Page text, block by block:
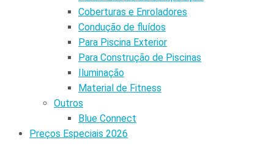
Coberturas e Enroladores
Condução de fluídos
Para Piscina Exterior
Para Construção de Piscinas
Iluminação
Material de Fitness
Outros
Blue Connect
Preços Especiais 2026